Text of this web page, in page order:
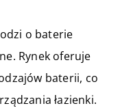
o baterie
Rynek oferuje
baterii, co
łazienki.